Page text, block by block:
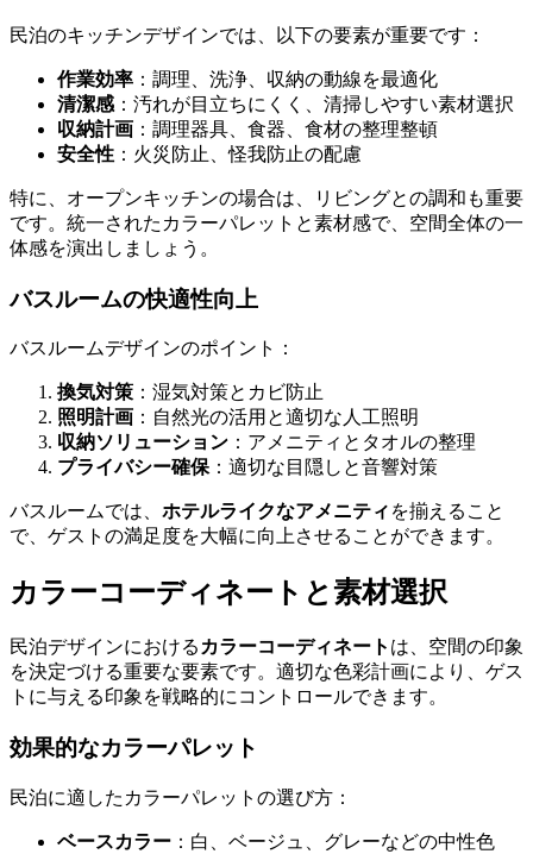
民泊のキッチンデザインでは、以下の要素が重要です：
作業効率 ：調理、洗浄、収納の動線を最適化
清潔感 ：汚れが目立ちにくく、清掃しやすい素材選択
収納計画 ：調理器具、食器、食材の整理整頓
安全性 ：火災防止、怪我防止の配慮
特に、オープンキッチンの場合は、リビングとの調和も重要
です。統一されたカラーパレットと素材感で、空間全体の一
体感を演出しましょう。
バスルームの快適性向上
バスルームデザインのポイント：
換気対策 ：湿気対策とカビ防止
照明計画 ：自然光の活用と適切な人工照明
収納ソリューション ：アメニティとタオルの整理
プライバシー確保 ：適切な目隠しと音響対策
バスルームでは、 ホテルライクなアメニティ を揃えること
で、ゲストの満足度を大幅に向上させることができます。
カラーコーディネートと素材選択
民泊デザインにおける カラーコーディネート は、空間の印象
を決定づける重要な要素です。適切な色彩計画により、ゲス
トに与える印象を戦略的にコントロールできます。
効果的なカラーパレット
民泊に適したカラーパレットの選び方：
ベースカラー ：白、ベージュ、グレーなどの中性色